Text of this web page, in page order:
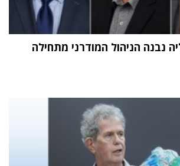
נבנה הניהול המודרני מתחילה